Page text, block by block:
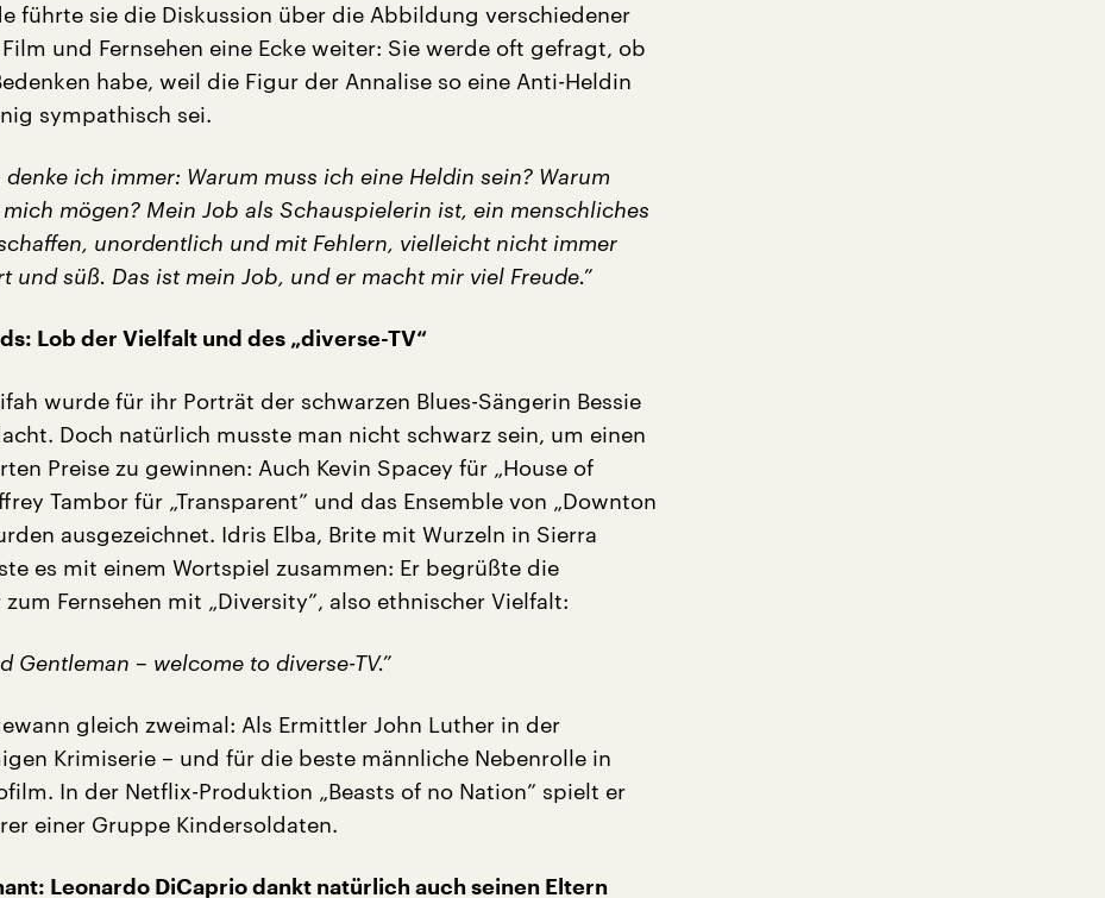
führte sie die Diskussion über die Abbildung verschiedener
und Fernsehen eine Ecke weiter: Sie werde oft gefragt, ob
habe, weil die Figur der Annalise so eine Anti-Heldin
sympathisch sei.
denke ich immer: Warum muss ich eine Heldin sein? Warum
mögen? Mein Job als Schauspielerin ist, ein menschliches
unordentlich und mit Fehlern, vielleicht nicht immer
und süß. Das ist mein Job, und er macht mir viel Freude.”
Lob der Vielfalt und des „diverse-TV“
wurde für ihr Porträt der schwarzen Blues-Sängerin Bessie
Doch natürlich musste man nicht schwarz sein, um einen
Preise zu gewinnen: Auch Kevin Spacey für „House of
Tambor für „Transparent” und das Ensemble von „Downton
ausgezeichnet. Idris Elba, Brite mit Wurzeln in Sierra
es mit einem Wortspiel zusammen: Er begrüßte die
zum Fernsehen mit „Diversity”, also ethnischer Vielfalt:
Gentleman – welcome to diverse-TV.”
gleich zweimal: Als Ermittler John Luther in der
Krimiserie – und für die beste männliche Nebenrolle in
In der Netflix-Produktion „Beasts of no Nation” spielt er
einer Gruppe Kindersoldaten.
Leonardo DiCaprio dankt natürlich auch seinen Eltern